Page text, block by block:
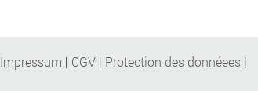
Impressum | CGV | Protection des donnéees |